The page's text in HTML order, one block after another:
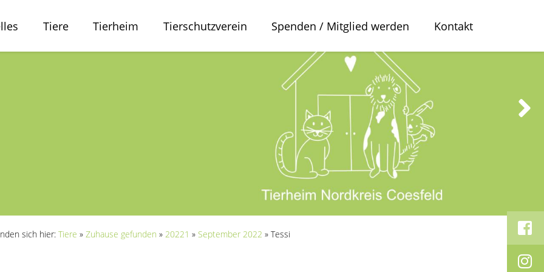
Tiere Tierheim Tierschutzverein Spenden / Mitglied werden Kontakt
sich hier: Tiere » Zuhause gefunden » 20221 » September 2022 » Tessi